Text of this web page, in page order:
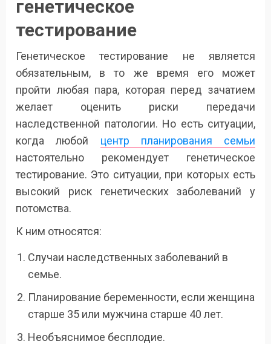
генетическое
тестирование
Генетическое тестирование не является
обязательным, в то же время его может
пройти любая пара, которая перед зачатием
желает оценить риски передачи
наследственной патологии. Но есть ситуации,
когда любой центр планирования семьи
настоятельно рекомендует генетическое
тестирование. Это ситуации, при которых есть
высокий риск генетических заболеваний у
потомства.
К ним относятся:
Случаи наследственных заболеваний в
семье.
Планирование беременности, если женщина
старше 35 или мужчина старше 40 лет.
Необъяснимое бесплодие.